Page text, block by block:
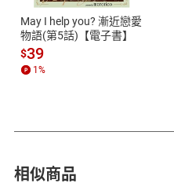
May I help you? 漸近戀愛
物語(第5話)【電子書】
$39
1 %
相似商品